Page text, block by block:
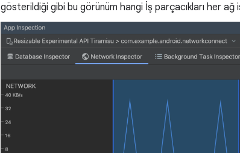
gösterildiği gibi bu görünüm hangi İş parçacıkları her ağ